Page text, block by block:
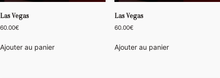
Las Vegas
60.00€
Ajouter au panier
Las Vegas
60.00€
Ajouter au panier